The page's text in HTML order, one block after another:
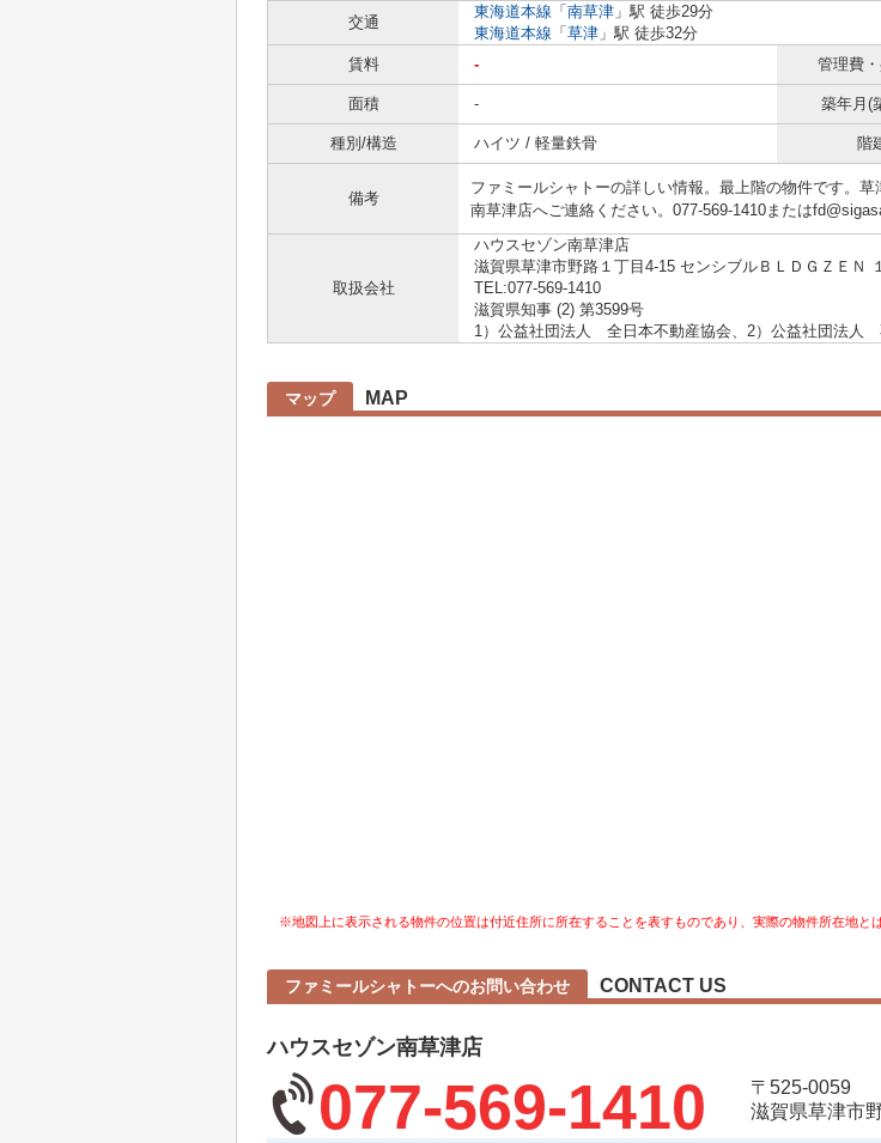
交通
東海道本線 「 南草津 」駅 徒歩29分
東海道本線 「 草津 」駅 徒歩32分
賃料
- 管理費
面積 - 築年月(
種別/構造 ハイツ / 軽量鉄骨 階
備考
ファミールシャトーの詳しい情報。最上階の物件です。
南草津店へご連絡ください。077-569-1410または
取扱会社
ハウスセゾン南草津店
滋賀県草津市野路１丁目4-15 センシブルＢＬＤＧＺＥＮ
TEL:077-569-1410
滋賀県知事 (2) 第3599号
1）公益社団法人 全日本不動産協会、2）公益社団法人
マップ MAP
※地図上に表示される物件の位置は付近住所に所在することを表すものであり、実際の物件所在地と
ファミールシャトーへのお問い合わせ CONTACT US
ハウスセゾン南草津店
077-569-1410
〒525-0059
滋賀県草津市